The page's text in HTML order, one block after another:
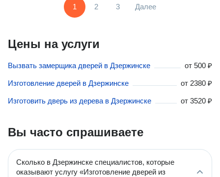
1 2 3 Далее
Цены на услуги
Вызвать замерщика дверей в Дзержинске от 500 ₽
Изготовление дверей в Дзержинске от 2380 ₽
Изготовить дверь из дерева в Дзержинске от 3520 ₽
Вы часто спрашиваете
Сколько в Дзержинске специалистов, которые
оказывают услугу «Изготовление дверей из